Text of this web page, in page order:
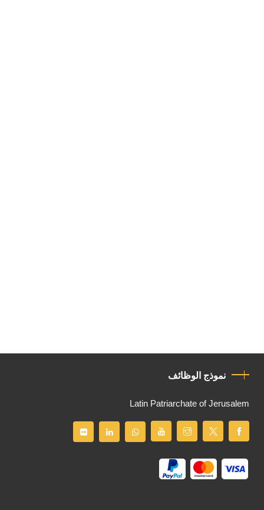
نموذج الوظائف
Latin Patriarchate of Jerusalem